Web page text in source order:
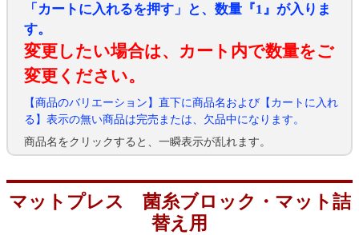
「カートに入れるを押す」と、数量『1』が入りま
す。
変更したい場合は、カート内で数量をご
変更ください。
【商品のバリエーション】直下に商品名および【カートに入れ
る】表示の無い商品は完売または、欠品中になります。
商品名をクリックすると、一瞬表示が乱れます。
マットプレス 菌糸ブロック・マット詰
替え用